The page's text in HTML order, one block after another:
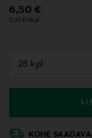
Original Price
6,50 €
0,23 €/1kpl
null
KOHE